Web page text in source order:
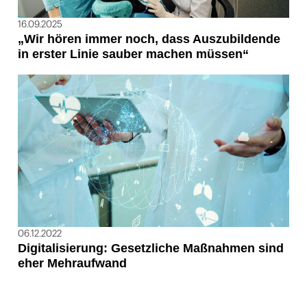
16.09.2025
„Wir hören immer noch, dass Auszubildende
in erster Linie sauber machen müssen“
06.12.2022
Digitalisierung: Gesetzliche Maßnahmen sind
eher Mehraufwand